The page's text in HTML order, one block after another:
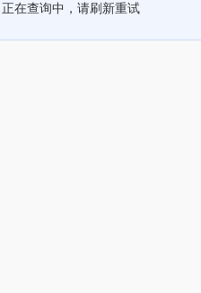
正在查询中，请刷新重试